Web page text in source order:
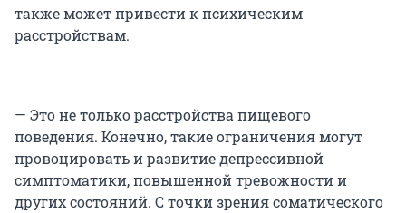
также может привести к психическим
расстройствам.
— Это не только расстройства пищевого
поведения. Конечно, такие ограничения могут
провоцировать и развитие депрессивной
симптоматики, повышенной тревожности и
других состояний. С точки зрения соматического